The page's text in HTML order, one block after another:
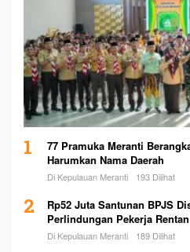
1
77 Pramuka Meranti
Harumkan Nama Daerah
Di Kepulauan Meranti 193 Dilihat
2
Rp52 Juta Santunan BPJS
Perlindungan Pekerja Rentan
Di Kepulauan Meranti 189 Dilihat